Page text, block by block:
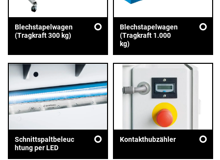
Blechstapelwagen
(Tragkraft 300 kg)
Blechstapelwagen
(Tragkraft 1.000
kg)
Schnittspaltbeleuc
htung per LED
Kontakthubzähler